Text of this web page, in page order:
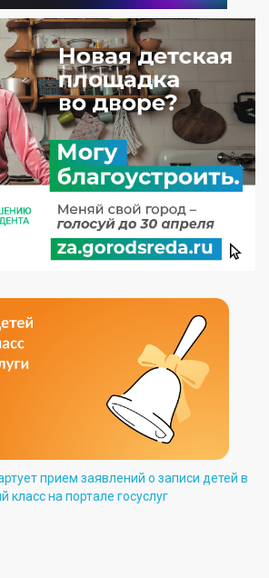
прием заявлений о записи детей в
класс на портале госуслуг